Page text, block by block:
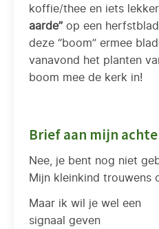
koffie/thee en iets
aarde”op een
deze “boom” ermee
vanavond het planten
boom mee de kerk in!
Brief aan mijn
Nee, je bent nog niet
Mijn kleinkind trouwens
Maar ik wil je wel een
signaal geven